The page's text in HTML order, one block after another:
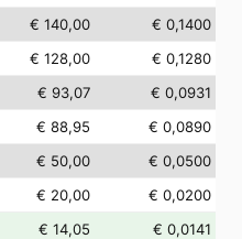
€ 140,00
€ 0,1400
€ 128,00
€ 0,1280
€ 93,07
€ 0,0931
€ 88,95
€ 0,0890
€ 50,00
€ 0,0500
€ 20,00
€ 0,0200
€ 14,05
€ 0,0141